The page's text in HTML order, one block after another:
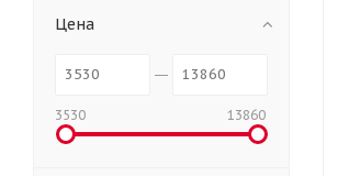
Цена
3530 13860